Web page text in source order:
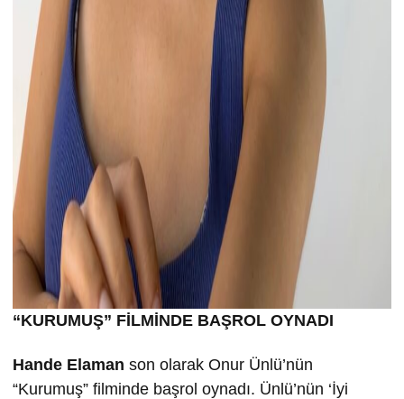
“KURUMUŞ” FİLMİNDE BAŞROL OYNADI
Hande Elaman son olarak Onur Ünlü’nün
“Kurumuş” filminde başrol oynadı. Ünlü’nün ‘İyi